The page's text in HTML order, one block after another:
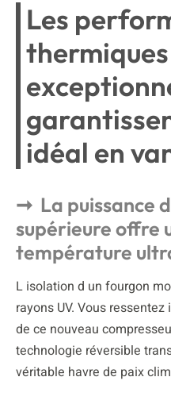
Les
thermiques
idéal en
La puissance
supérieure offre
température
L isolation d un fourgon
rayons UV. Vous
de ce nouveau
technologie réversible
véritable havre de paix